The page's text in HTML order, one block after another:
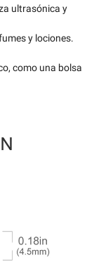
ultrasónica y
y lociones.
como una bolsa